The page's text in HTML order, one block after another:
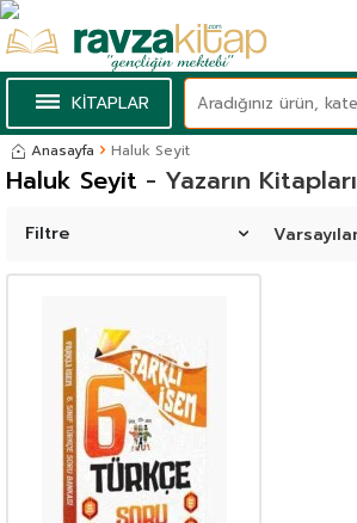
KİTAPLAR
Anasayfa Haluk Seyit
- Yazarın Kitapları
Haluk Seyit
Filtre